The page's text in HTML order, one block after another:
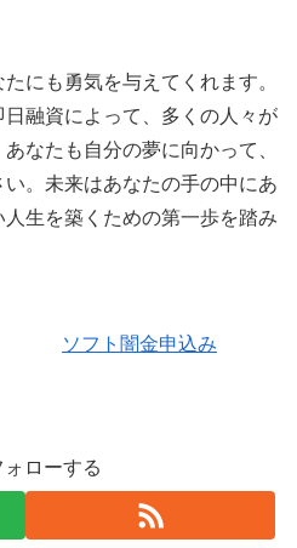
にも勇気を与えてくれます。
融資によって、多くの人々が
なたも自分の夢に向かって、
。未来はあなたの手の中にあ
生を築くための第一歩を踏み
ォローする